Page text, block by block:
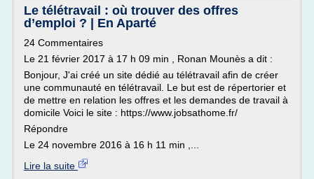
Le télétravail : où trouver des offres
d’emploi ? | En Aparté
24 Commentaires
Le 21 février 2017 à 17 h 09 min , Ronan Mounès a dit :
Bonjour, J'ai créé un site dédié au télétravail afin de créer
une communauté en télétravail. Le but est de répertorier et
de mettre en relation les offres et les demandes de travail à
domicile Voici le site : https://www.jobsathome.fr/
Répondre
Le 24 novembre 2016 à 16 h 11 min ,...
Lire la suite